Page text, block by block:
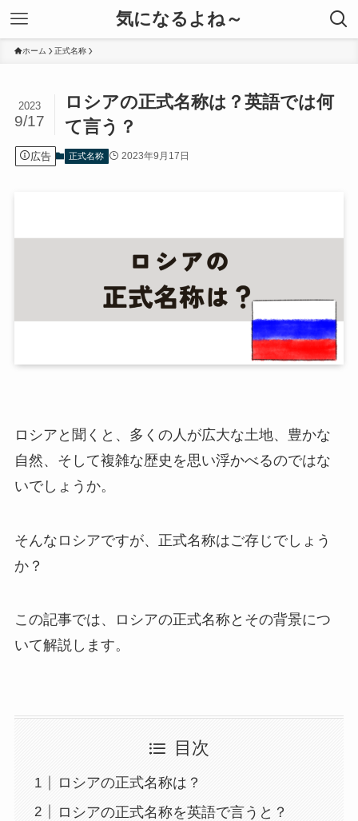
気になるよね～
ホーム 正式名称
ロシアの正式名称は？英語では何
て言う？
2023
9/17
広告 正式名称 2023年9月17日
ロシアと聞くと、多くの人が広大な土地、豊かな
自然、そして複雑な歴史を思い浮かべるのではな
いでしょうか。
そんなロシアですが、正式名称はご存じでしょう
か？
この記事では、ロシアの正式名称とその背景につ
いて解説します。
目次
ロシアの正式名称は？
ロシアの正式名称を英語で言うと？